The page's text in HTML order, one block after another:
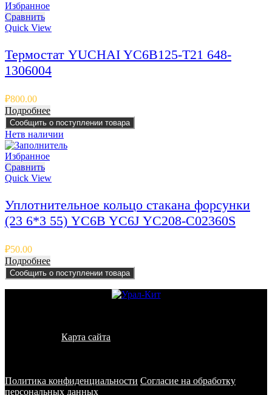
Избранное
Сравнить
Quick View
Термостат YUCHAI YC6B125-T21 648-
1306004
₽800.00
Подробнее
Сообщить о поступлении товара
Нетв наличии
Избранное
Сравнить
Quick View
Уплотнительное кольцо стакана форсунки
(23 6*3 55) YC6B YC6J YC208-C02360S
₽50.00
Подробнее
Сообщить о поступлении товара
Карта сайта
Политика конфиденциальности Согласие на обработку
персональных данных